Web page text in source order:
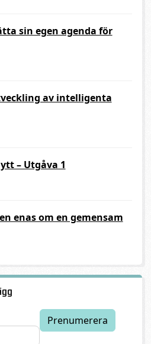
sin egen agenda för
av intelligenta
– Utgåva 1
enas om en gemensam